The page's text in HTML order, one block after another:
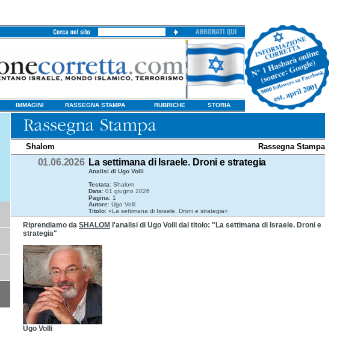
IMMAGINI RASSEGNA STAMPA RUBRICHE STORIA
Shalom Rassegna Stampa
01.06.2026 La settimana di Israele. Droni e strategia
Analisi di Ugo Volli
Testata: Shalom
Data: 01 giugno 2026
Pagina: 1
Autore: Ugo Volli
Titolo: «La settimana di Israele. Droni e strategia»
Riprendiamo da SHALOM l'analisi di Ugo Volli dal titolo: "La settimana di Israele. Droni e
strategia"
Ugo Volli